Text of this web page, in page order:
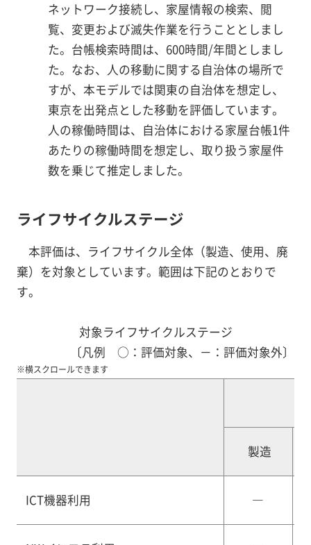
ネットワーク接続し、家屋情報の検索、閲
覧、変更および滅失作業を行うこととしまし
た。台帳検索時間は、600時間/年間としまし
た。なお、人の移動に関する自治体の場所で
すが、本モデルでは関東の自治体を想定し、
東京を出発点とした移動を評価しています。
人の稼働時間は、自治体における家屋台帳1件
あたりの稼働時間を想定し、取り扱う家屋件
数を乗じて推定しました。
ライフサイクルステージ
本評価は、ライフサイクル全体（製造、使用、廃
棄）を対象としています。範囲は下記のとおりで
す。
対象ライフサイクルステージ
〔凡例 ○：評価対象、－：評価対象外〕
※横スクロールできます
製造
ICT機器利用 ―